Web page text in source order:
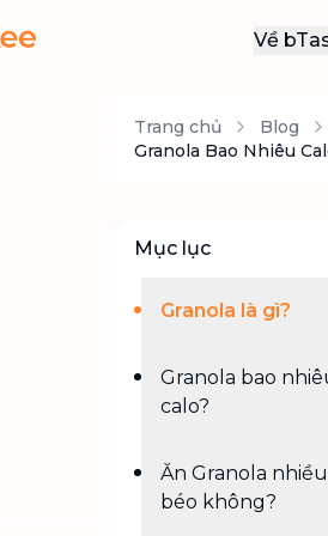
Về
Trang chủ Blog
Granola Bao Nhiêu
Mục lục
Granola là gì?
Granola bao
calo?
Ăn Granola
béo không?